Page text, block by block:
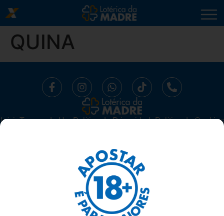
QUINA
Início⁠Termos de UsoPolítica de PrivacidadePolítica de Cookies
AV. MADRE LEONIA MILITO, 1175, SALA 06 SUBSOLO - BELA
SUIÇA, LONDRINA/ PARANÁ - 86050-270
TELEFONE: 43 3337-1117